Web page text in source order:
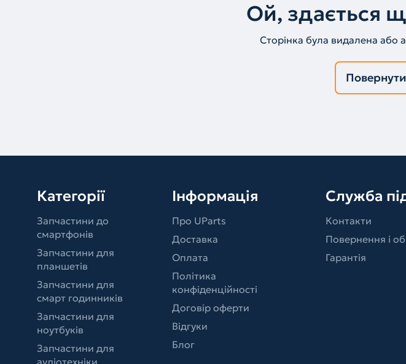
Ой, здається
Сторінка була видалена або
Категорії
Запчастини до
смартфонів
Запчастини для
планшетів
Запчастини для
смарт годинників
Запчастини для
ноутбуків
Запчастини для
аудіотехніки
Інформація
Про UParts
Доставка
Оплата
Політика
конфіденційності
Договір оферти
Відгуки
Блог
Служба
Контакти
Повернення і
Гарантія